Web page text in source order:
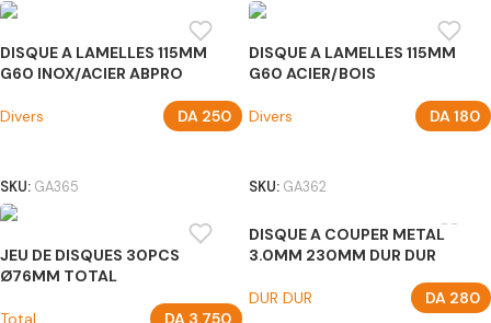
DISQUE A LAMELLES 115MM
G60 INOX/ACIER ABPRO
Divers DA 250
SKU: GA365
DISQUE A LAMELLES 115MM
G60 ACIER/BOIS
Divers DA 180
SKU: GA362
JEU DE DISQUES 30PCS
Ø76MM TOTAL
Total DA 3.750
DISQUE A COUPER METAL
3.0MM 230MM DUR DUR
DUR DUR DA 280